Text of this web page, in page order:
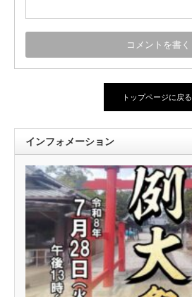
トップページに戻る
インフォメーション